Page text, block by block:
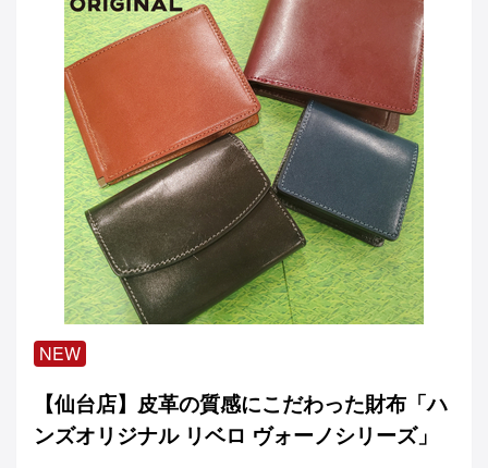
NEW
【仙台店】皮革の質感にこだわった財布「ハ
ンズオリジナル リベロ ヴォーノシリーズ」